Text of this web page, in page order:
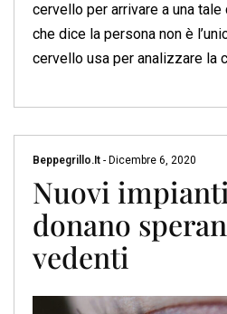
cervello per arrivare a una
che dice la persona non è
cervello usa per analizzare la
Beppegrillo.it - Dicembre 6, 2020
Nuovi
donano
vedenti